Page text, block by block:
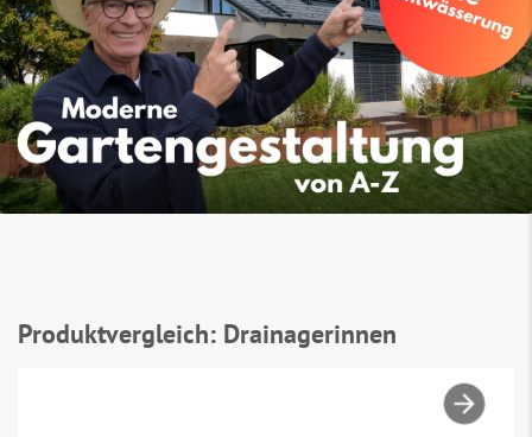
Produktvergleich: Drainagerinnen